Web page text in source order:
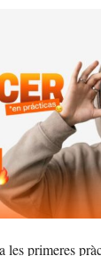
primeres